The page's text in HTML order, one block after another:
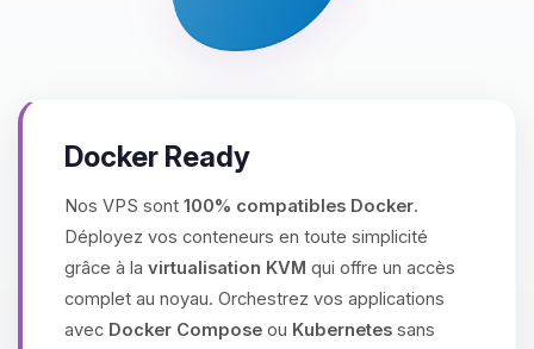
Docker Ready
Nos VPS sont 100% compatibles Docker.
Déployez vos conteneurs en toute simplicité
grâce à la virtualisation KVM qui offre un accès
complet au noyau. Orchestrez vos applications
avec Docker Compose ou Kubernetes sans